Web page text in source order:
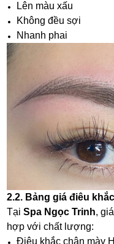
Lên màu xấu
Không đều sợi
Nhanh phai
2.2. Bảng giá điêu
TạiSpa Ngọc Trinh,
hợp với chất lượng:
Điêu khắc chân mày